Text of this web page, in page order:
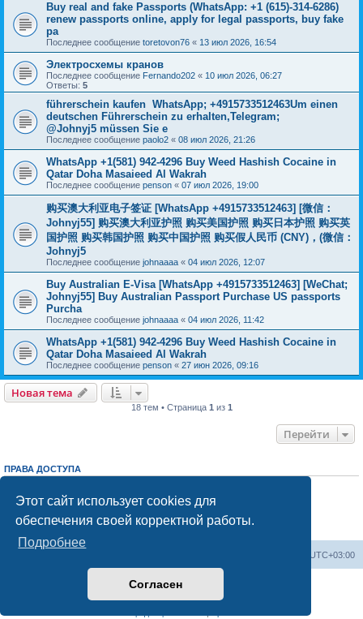
Этот сайт использует cookies для
обеспечения своей корректной работы.
Подробнее
Согласен
Buy real and fake Passports (WhatsApp: +1 (615)-314-6286)
renew passports online, apply for legal passports, buy fake
pa
Последнее сообщение toretovon76 « 13 июл 2026, 16:54
Электросхемы кранов
Последнее сообщение Fernando202 « 10 июл 2026, 06:27
Ответы: 5
führerschein kaufen WhatsApp; +4915733512463Um einen
deutschen Führerschein zu erhalten,Telegram;
@Johnyj5 müssen Sie e
Последнее сообщение paolo2 « 08 июл 2026, 21:26
WhatsApp +1(581) 942-4296 Buy Weed Hashish Cocaine in
Qatar Doha Masaieed Al Wakrah
Последнее сообщение penson « 07 июл 2026, 19:00
购买澳大利亚电子签证 [WhatsApp +4915733512463] [微信：
Johnyj55] 购买澳大利亚护照 购买美国护照 购买日本护照 购买英
国护照 购买韩国护照 购买中国护照 购买假人民币 (CNY)，(微信：
Johnyj5
Последнее сообщение johnaaaa « 04 июл 2026, 12:07
Buy Australian E-Visa [WhatsApp +4915733512463] [WeChat;
Johnyj55] Buy Australian Passport Purchase US passports
Purcha
Последнее сообщение johnaaaa « 04 июл 2026, 11:42
WhatsApp +1(581) 942-4296 Buy Weed Hashish Cocaine in
Qatar Doha Masaieed Al Wakrah
Последнее сообщение penson « 27 июн 2026, 09:16
Новая тема
18 тем • Страница 1 из 1
Перейти
ПРАВА ДОСТУПА
Выне можетеотвечать на сообщения
Выне можетередактировать свои сообщения
Выне можетеудалять свои сообщения
добавлять вложения
UTC+03:00
Создано на основеphpBB® Forum Software © phpBB Limited
Русская поддержка phpBB